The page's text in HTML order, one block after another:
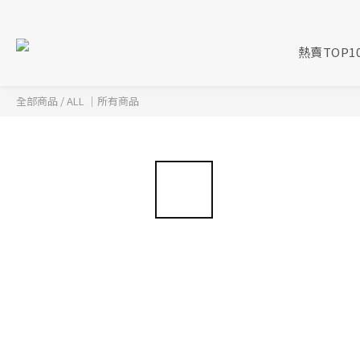
熱賣
全部商品 /ALL ｜所有商品